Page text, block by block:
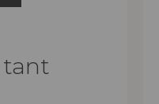
tant